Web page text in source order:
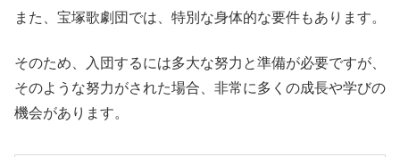
また、宝塚歌劇団では、特別な身体的な要件もあります。
そのため、入団するには多大な努力と準備が必要ですが、
そのような努力がされた場合、非常に多くの成長や学びの
機会があります。